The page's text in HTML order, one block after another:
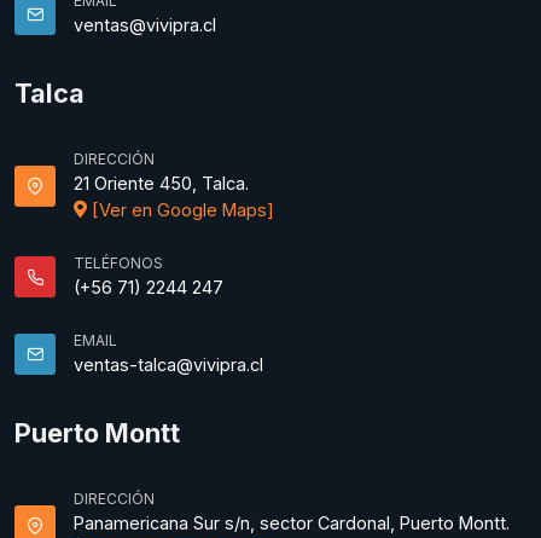
ventas@vivipra.cl
Talca
DIRECCIÓN
21 Oriente 450, Talca.
[Ver en Google Maps]
TELÉFONOS
(+56 71) 2244 247
EMAIL
ventas-talca@vivipra.cl
Puerto Montt
DIRECCIÓN
Panamericana Sur s/n, sector Cardonal, Puerto Montt.